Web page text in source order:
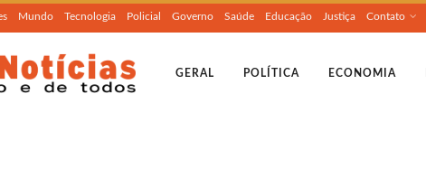
Mundo Tecnologia Policial Governo Saúde Educação Justiça Contato
GERAL POLÍTICA ECONOMIA